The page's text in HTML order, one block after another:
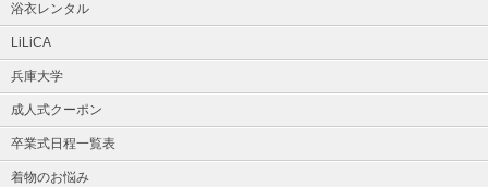
浴衣レンタル
LiLiCA
兵庫大学
成人式クーポン
卒業式日程一覧表
着物のお悩み